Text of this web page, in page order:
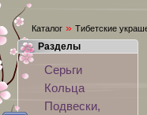
Каталог » Тибетские
Разделы
Серьги
Кольца
Подвески,